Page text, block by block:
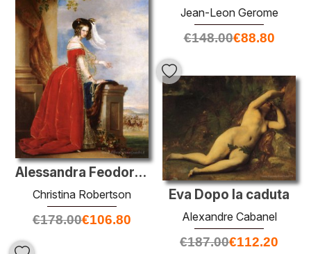
Jean-Leon Gerome
€148.00€88.80
Alessandra Feodorovna (Carlotta di Prussia)
Christina Robertson
€178.00€106.80
Eva Dopo la caduta
Alexandre Cabanel
€187.00€112.20